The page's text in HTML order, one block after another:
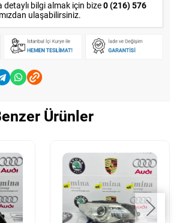
detaylı bilgi almak için bize0 (216) 576
ulaşabilirsiniz.
Ürünler